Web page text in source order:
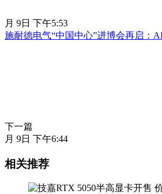
月 9日 下午5:53
施耐德电气“中国中心”进博会再启：
下一篇
月 9日 下午6:44
相关推荐